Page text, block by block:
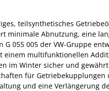
teilsynthetisches
minimale Abnutzung, eine
055 005 der VW-Gruppe
einem multifunktionellen
im Winter sicher und
für
und eine Verlängerung